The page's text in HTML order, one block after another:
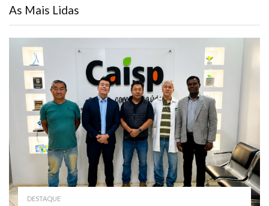
As Mais Lidas
DESTAQUE